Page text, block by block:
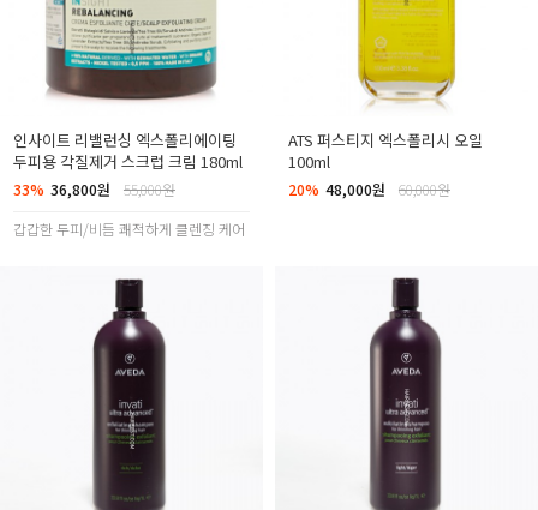
인사이트 리밸런싱 엑스폴리에이팅
두피용 각질제거 스크럽 크림 180ml
33% 36,800원
55,000원
갑갑한 두피/비듬 쾌적하게 클렌징 케어
ATS 퍼스티지 엑스폴리시 오일
100ml
20% 48,000원 60,000원